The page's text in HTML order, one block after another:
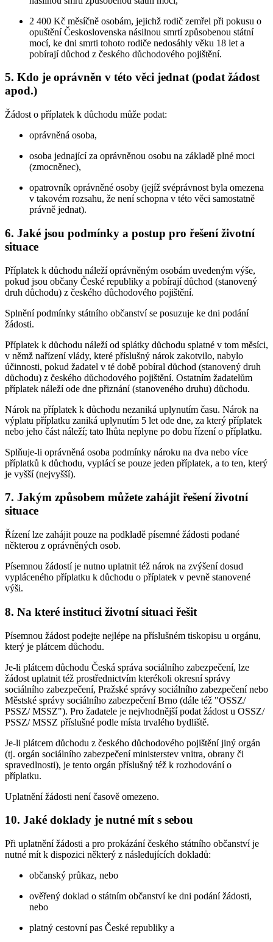
2 400 Kč měsíčně osobám, jejichž rodič zemřel při pokusu o
opuštění Československa násilnou smrtí způsobenou státní
mocí, ke dni smrti tohoto rodiče nedosáhly věku 18 let a
pobírají důchod z českého důchodového pojištění.
5. Kdo je oprávněn v této věci jednat (podat žádost
apod.)
Žádost o příplatek k důchodu může podat:
oprávněná osoba,
osoba jednající za oprávněnou osobu na základě plné moci
(zmocněnec),
opatrovník oprávněné osoby (jejíž svéprávnost byla omezena
v takovém rozsahu, že není schopna v této věci samostatně
právně jednat).
6. Jaké jsou podmínky a postup pro řešení životní
situace
Příplatek k důchodu náleží oprávněným osobám uvedeným výše,
pokud jsou občany České republiky a pobírají důchod (stanovený
druh důchodu) z českého důchodového pojištění.
Splnění podmínky státního občanství se posuzuje ke dni podání
žádosti.
Příplatek k důchodu náleží od splátky důchodu splatné v tom měsíci,
v němž nařízení vlády, které příslušný nárok zakotvilo, nabylo
účinnosti, pokud žadatel v té době pobíral důchod (stanovený druh
důchodu) z českého důchodového pojištění. Ostatním žadatelům
příplatek náleží ode dne přiznání (stanoveného druhu) důchodu.
Nárok na příplatek k důchodu nezaniká uplynutím času. Nárok na
výplatu příplatku zaniká uplynutím 5 let ode dne, za který příplatek
nebo jeho část náleží; tato lhůta neplyne po dobu řízení o příplatku.
Splňuje-li oprávněná osoba podmínky nároku na dva nebo více
příplatků k důchodu, vyplácí se pouze jeden příplatek, a to ten, který
je vyšší (nejvyšší).
7. Jakým způsobem můžete zahájit řešení životní
situace
Řízení lze zahájit pouze na podkladě písemné žádosti podané
některou z oprávněných osob.
Písemnou žádostí je nutno uplatnit též nárok na zvýšení dosud
vypláceného příplatku k důchodu o příplatek v pevně stanovené
výši.
8. Na které instituci životní situaci řešit
Písemnou žádost podejte nejlépe na příslušném tiskopisu u orgánu,
který je plátcem důchodu.
Je-li plátcem důchodu Česká správa sociálního zabezpečení, lze
žádost uplatnit též prostřednictvím kterékoli okresní správy
sociálního zabezpečení, Pražské správy sociálního zabezpečení nebo
Městské správy sociálního zabezpečení Brno (dále též "OSSZ/
PSSZ/ MSSZ"). Pro žadatele je nejvhodnější podat žádost u OSSZ/
PSSZ/ MSSZ příslušné podle místa trvalého bydliště.
Je-li plátcem důchodu z českého důchodového pojištění jiný orgán
(tj. orgán sociálního zabezpečení ministerstev vnitra, obrany či
spravedlnosti), je tento orgán příslušný též k rozhodování o
příplatku.
Uplatnění žádosti není časově omezeno.
10. Jaké doklady je nutné mít s sebou
Při uplatnění žádosti a pro prokázání českého státního občanství je
nutné mít k dispozici některý z následujících dokladů:
občanský průkaz, nebo
ověřený doklad o státním občanství ke dni podání žádosti,
nebo
platný cestovní pas České republiky a